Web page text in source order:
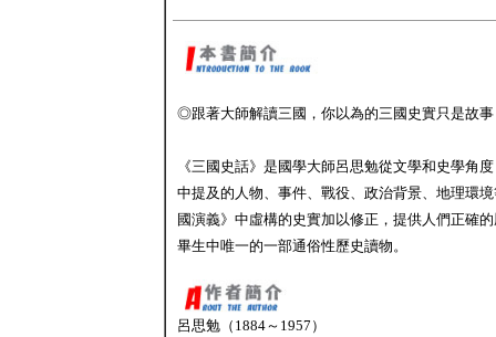
◎跟著大師解讀三國，你以為的三國史實只是故
《三國史話》是國學大師呂思勉從文學和史學角
中提及的人物、事件、戰役、政治背景、地理環
國演義》中虛構的史實加以修正，提供人們正確
畢生中唯一的一部通俗性歷史讀物。
呂思勉（1884～1957）